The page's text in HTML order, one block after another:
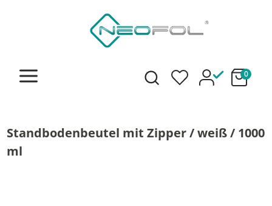
0
Standbodenbeutel mit Zipper / weiß / 1000
ml